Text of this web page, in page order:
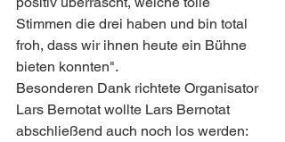
Stimmen die drei haben und bin total
froh, dass wir ihnen heute ein Bühne
bieten konnten".
Besonderen Dank richtete Organisator
Lars Bernotat wollte Lars Bernotat
abschließend auch noch los werden: